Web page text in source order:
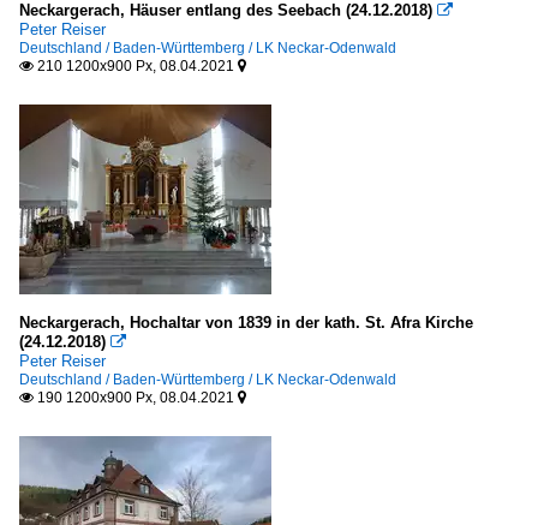
Neckargerach, Häuser entlang des Seebach (24.12.2018) 
Peter Reiser
Deutschland / Baden-Württemberg / LK Neckar-Odenwald
 210 1200x900 Px, 08.04.2021 
Neckargerach, Hochaltar von 1839 in der kath. St. Afra Kirche
(24.12.2018) 
Peter Reiser
Deutschland / Baden-Württemberg / LK Neckar-Odenwald
 190 1200x900 Px, 08.04.2021 